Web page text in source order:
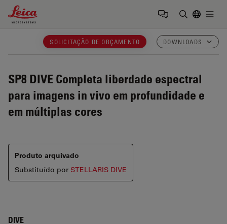
Leica Microsystems Logo
SOLICITAÇÃO DE ORÇAMENTO DOWNLOADS
SP8 DIVE Completa liberdade espectral
para imagens in vivo em profundidade e
em múltiplas cores
Produto arquivado
Substituído por STELLARIS DIVE
DIVE